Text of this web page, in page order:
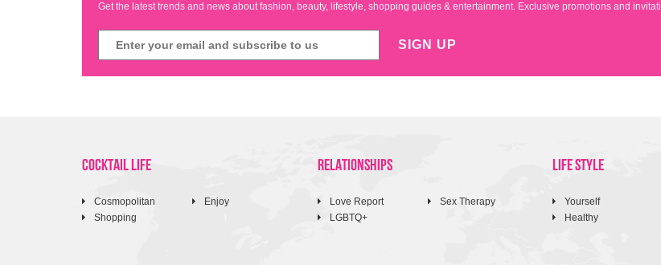
Get the latest trends and news about fashion, beauty, lifestyle, shopping guides & entertainment. Exclusive promotions and
SIGN UP
COCKTAIL LIFE
Cosmopolitan
Shopping
Enjoy
RELATIONSHIPS
Love Report
LGBTQ+
Sex Therapy
LIFE STYLE
Yourself
Healthy